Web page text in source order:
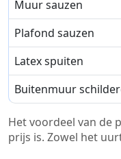
Muur sauzen
Plafond sauzen
Latex spuiten
Buitenmuur
Het voordeel van de
prijs is. Zowel het